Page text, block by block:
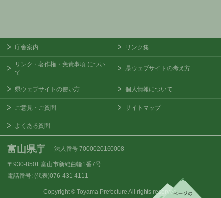
庁舎案内 リンク集
リンク・著作権・免責事項 につい
て
県ウェブサイトの考え方
県ウェブサイトの使い方 個人情報について
ご意見・ご質問 サイトマップ
よくある質問
富山県庁 法人番号 7000020160008
〒930-8501 富山市新総曲輪1番7号
電話番号: (代表)076-431-4111
Copyright © Toyama Prefecture All rights reserved.